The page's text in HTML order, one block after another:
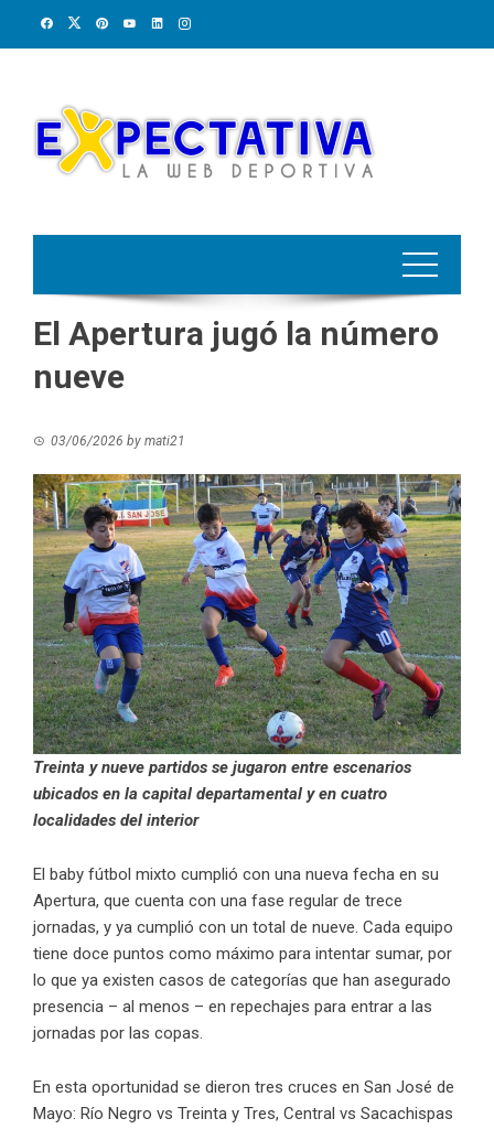
El Apertura jugó la número
nueve
03/06/2026 by mati21
Treinta y nueve partidos se jugaron entre escenarios
ubicados en la capital departamental y en cuatro
localidades del interior
El baby fútbol mixto cumplió con una nueva fecha en su
Apertura, que cuenta con una fase regular de trece
jornadas, y ya cumplió con un total de nueve. Cada equipo
tiene doce puntos como máximo para intentar sumar, por
lo que ya existen casos de categorías que han asegurado
presencia – al menos – en repechajes para entrar a las
jornadas por las copas.
En esta oportunidad se dieron tres cruces en San José de
Mayo: Río Negro vs Treinta y Tres, Central vs Sacachispas